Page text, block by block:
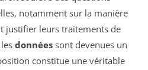
notamment sur la manière
justifier leurs traitements de
données sont devenues un
constitue une véritable